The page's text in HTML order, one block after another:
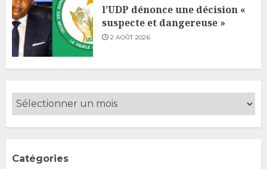
l’UDP dénonce une décision «
suspecte et dangereuse »
2 AOÛT 2026
Catégories